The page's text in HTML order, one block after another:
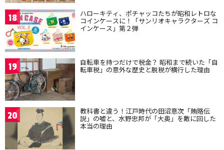
18 ハローキティ、ポチャッコたちが昭和レトロな
コインケースに！「サンリオキャラクターズ コ
インケース」第２弾
19 自転車を持つだけで税金？ 昭和まで続いた「自
転車税」の意外な歴史と脱税が横行した理由
20 教科書と違う！江戸時代の田沼意次「賄賂伝
説」の嘘と、水野忠邦が「大奥」を敵に回した
本当の理由